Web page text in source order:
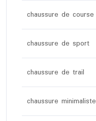
chaussure de course
chaussure de sport
chaussure de trail
chaussure minimaliste